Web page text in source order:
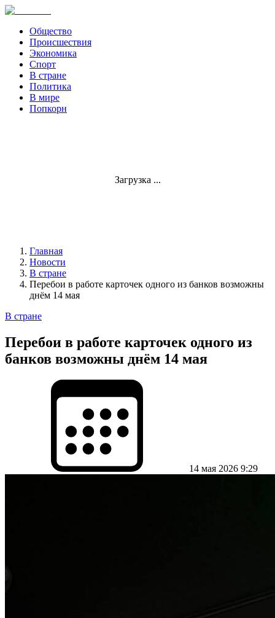
Общество
Происшествия
Экономика
Спорт
В стране
Политика
В мире
Попкорн
Загрузка ...
Главная
Новости
В стране
Перебои в работе карточек одного из банков возможны
днём 14 мая
В стране
Перебои в работе карточек одного из
банков возможны днём 14 мая
14 мая 2026 9:29